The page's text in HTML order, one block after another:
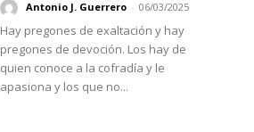
Antonio J. Guerrero - 06/03/2025
Hay pregones de exaltación y hay
pregones de devoción. Los hay de
quien conoce a la cofradía y le
apasiona y los que no...